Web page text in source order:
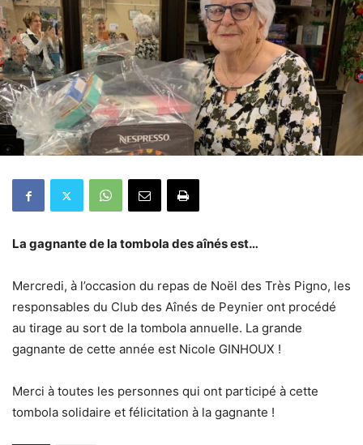
La gagnante de la tombola des aînés est…
Mercredi, à l’occasion du repas de Noël des Très Pigno, les
responsables du Club des Aînés de Peynier ont procédé
au tirage au sort de la tombola annuelle. La grande
gagnante de cette année est Nicole GINHOUX !
Merci à toutes les personnes qui ont participé à cette
tombola solidaire et félicitation à la gagnante !